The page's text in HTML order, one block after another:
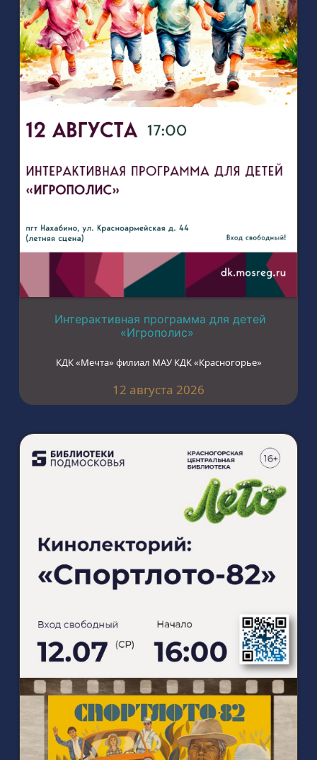
Интерактивная программа для детей
«Игрополис»
КДК «Мечта» филиал МАУ КДК «Красногорье»
12 августа 2026